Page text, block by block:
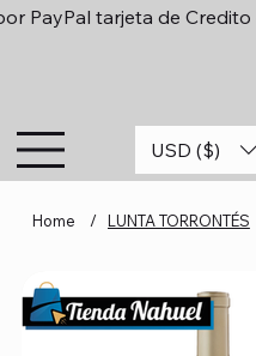
PayPal tarjeta de
USD ($)
Home / LUNTA TORRONTÉS